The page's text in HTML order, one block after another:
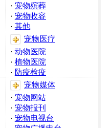
· 宠物殡葬
· 宠物收容
· 其他
宠物医疗
· 动物医院
· 植物医院
· 防疫检疫
宠物媒体
· 宠物网站
· 宠物报刊
· 宠物电视台